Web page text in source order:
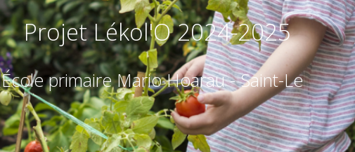
Projet Lékol'O 2024-2025
École